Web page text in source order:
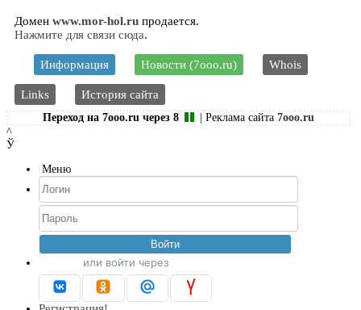
Домен www.mor-hol.ru продается.
Нажмите для связи сюда.
Информация Новости (7ooo.ru) Whois
Links История сайта
Переход на 7ooo.ru через7 | Реклама сайта7ooo.ru
^
Ў
Меню
или войти через